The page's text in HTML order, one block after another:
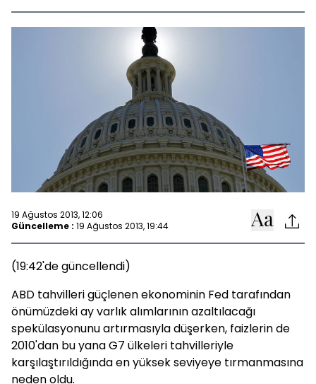
19 Ağustos 2013, 12:06
Güncelleme : 19 Ağustos 2013, 19:44
(19:42'de güncellendi)
ABD tahvilleri güçlenen ekonominin Fed tarafından
önümüzdeki ay varlık alımlarının azaltılacağı
spekülasyonunu artırmasıyla düşerken, faizlerin de
2010'dan bu yana G7 ülkeleri tahvilleriyle
karşılaştırıldığında en yüksek seviyeye tırmanmasına
neden oldu.